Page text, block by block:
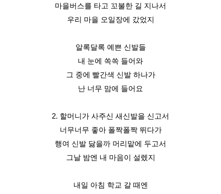
마을버스를 타고 꼬불한 길 지나서
우리 마을 오일장에 갔었지
알록달록 예쁜 신발들
내 눈에 쏙쏙 들어와
그 중에 빨간색 신발 하나가
난 너무 맘에 들어요
2. 할머니가 사주신 새신발을 신고서
너무너무 좋아 폴짝폴짝 뛰다가
행여 신발 닳을까 머리맡에 두고서
그날 밤엔 내 마음이 설렜지
내일 아침 학교 갈 때엔